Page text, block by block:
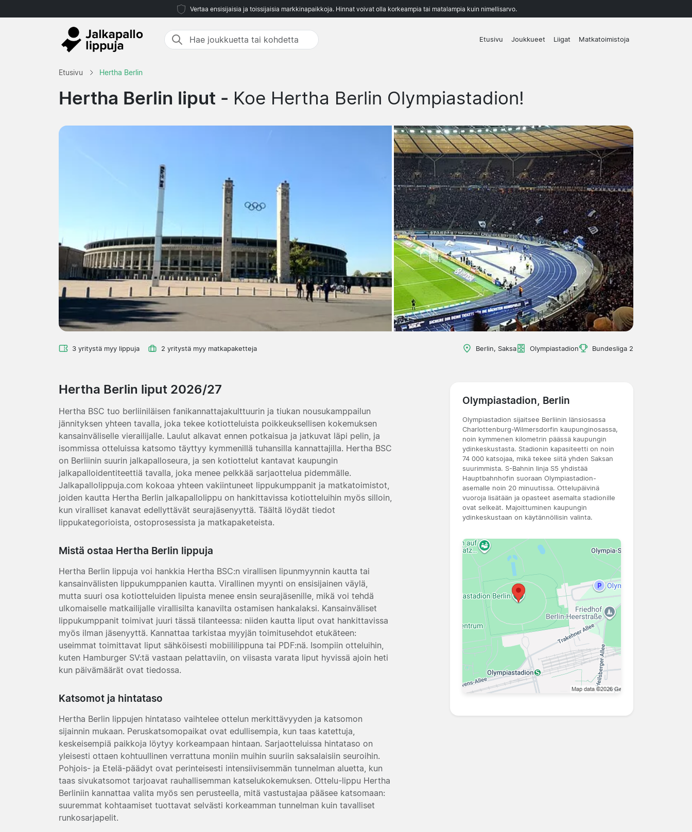
Vertaa ensisijaisia ja toissijaisia markkinapaikkoja. Hinnat voivat olla korkeampia tai matalampia kuin nimellisarvo.
Etusivu Joukkueet Liigat Matkatoimistoja
Etusivu Hertha Berlin
Hertha Berlin liput - Koe Hertha Berlin Olympiastadion!
3 yritystä myy lippuja 2 yritystä myy matkapaketteja Berlin, Saksa Olympiastadion Bundesliga 2
Hertha Berlin liput 2026/27
Hertha BSC tuo berliiniläisen fanikannattajakulttuurin ja tiukan nousukamppailun
jännityksen yhteen tavalla, joka tekee kotiotteluista poikkeuksellisen kokemuksen
kansainväliselle vierailijalle. Laulut alkavat ennen potkaisua ja jatkuvat läpi pelin, ja
isommissa otteluissa katsomo täyttyy kymmenillä tuhansilla kannattajilla. Hertha BSC
on Berliinin suurin jalkapalloseura, ja sen kotiottelut kantavat kaupungin
jalkapalloidentiteettiä tavalla, joka menee pelkkää sarjaottelua pidemmälle.
Jalkapallolippuja.com kokoaa yhteen vakiintuneet lippukumppanit ja matkatoimistot,
joiden kautta Hertha Berlin jalkapallolippu on hankittavissa kotiotteluihin myös silloin,
kun viralliset kanavat edellyttävät seurajäsenyyttä. Täältä löydät tiedot
lippukategorioista, ostoprosessista ja matkapaketeista.
Mistä ostaa Hertha Berlin lippuja
Hertha Berlin lippuja voi hankkia Hertha BSC:n virallisen lipunmyynnin kautta tai
kansainvälisten lippukumppanien kautta. Virallinen myynti on ensisijainen väylä,
mutta suuri osa kotiotteluiden lipuista menee ensin seurajäsenille, mikä voi tehdä
ulkomaiselle matkailijalle virallisilta kanavilta ostamisen hankalaksi. Kansainväliset
lippukumppanit toimivat juuri tässä tilanteessa: niiden kautta liput ovat hankittavissa
myös ilman jäsenyyttä. Kannattaa tarkistaa myyjän toimitusehdot etukäteen:
useimmat toimittavat liput sähköisesti mobiililippuna tai PDF:nä. Isompiin otteluihin,
kuten Hamburger SV:tä vastaan pelattaviin, on viisasta varata liput hyvissä ajoin heti
kun päivämäärät ovat tiedossa.
Katsomot ja hintataso
Hertha Berlin lippujen hintataso vaihtelee ottelun merkittävyyden ja katsomon
sijainnin mukaan. Peruskatsomopaikat ovat edullisempia, kun taas katettuja,
keskeisempiä paikkoja löytyy korkeampaan hintaan. Sarjaotteluissa hintataso on
yleisesti ottaen kohtuullinen verrattuna moniin muihin suuriin saksalaisiin seuroihin.
Pohjois- ja Etelä-päädyt ovat perinteisesti intensiivisemmän tunnelman aluetta, kun
taas sivukatsomot tarjoavat rauhallisemman katselukokemuksen. Ottelu-lippu Hertha
Berliniin kannattaa valita myös sen perusteella, mitä vastustajaa pääsee katsomaan:
suuremmat kohtaamiset tuottavat selvästi korkeamman tunnelman kuin tavalliset
runkosarjapelit.
Olympiastadion, Berlin
Olympiastadion sijaitsee Berliinin länsiosassa
Charlottenburg-Wilmersdorfin kaupunginosassa,
noin kymmenen kilometrin päässä kaupungin
ydinkeskustasta. Stadionin kapasiteetti on noin
74 000 katsojaa, mikä tekee siitä yhden Saksan
suurimmista. S-Bahnin linja S5 yhdistää
Hauptbahnhofin suoraan Olympiastadion-
asemalle noin 20 minuutissa. Ottelupäivinä
vuoroja lisätään ja opasteet asemalta stadionille
ovat selkeät. Majoittuminen kaupungin
ydinkeskustaan on käytännöllisin valinta.